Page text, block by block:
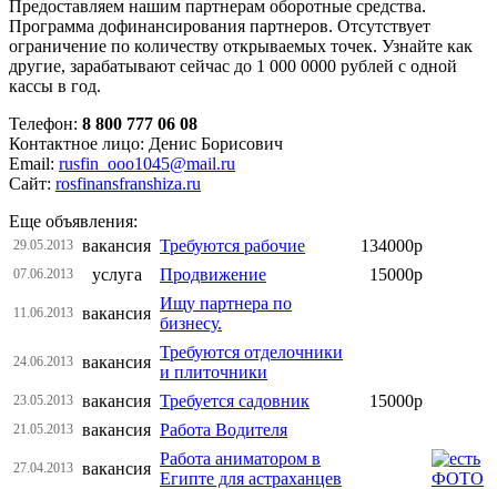
Предоставляем нашим партнерам оборотные средства.
Программа дофинансирования партнеров. Отсутствует
ограничение по количеству открываемых точек. Узнайте как
другие, зарабатывают сейчас до 1 000 0000 рублей с одной
кассы в год.
Телефон: 8 800 777 06 08
Контактное лицо: Денис Борисович
Email: rusfin_ooo1045@mail.ru
Сайт: rosfinansfranshiza.ru
Еще объявления:
29.05.2013 вакансия Требуются рабочие 134000р
07.06.2013 услуга Продвижение 15000р
11.06.2013 вакансия
Ищу партнера по
бизнесу.
24.06.2013 вакансия
Требуются отделочники
и плиточники
23.05.2013 вакансия Требуется садовник 15000р
21.05.2013 вакансия Работа Водителя
27.04.2013 вакансия
Работа аниматором в
Египте для астраханцев